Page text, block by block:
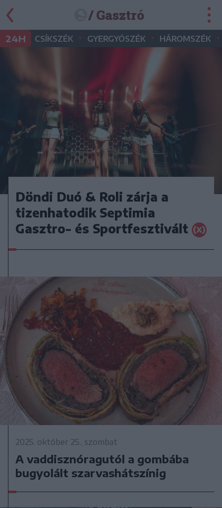
/ Gasztró
24H CSÍKSZÉK • GYERGYÓSZÉK • HÁROMSZÉK •
Döndi Duó & Roli zárja a
tizenhatodik Septimia
Gasztro- és Sportfesztivált
2025. október 25., szombat
A vaddisznóragutól a gombába
bugyolált szarvashátszínig